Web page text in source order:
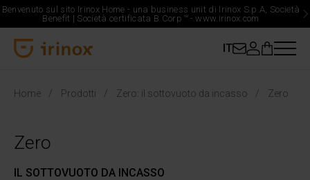
Benvenuto sul sito Irinox Home - una business unit di Irinox S.p.A, Società
Benefit | Società certificata B Corp ™-www.irinox.com
IT
Home Prodotti Zero: il sottovuoto da incasso Zero
Zero
IL SOTTOVUOTO DA INCASSO